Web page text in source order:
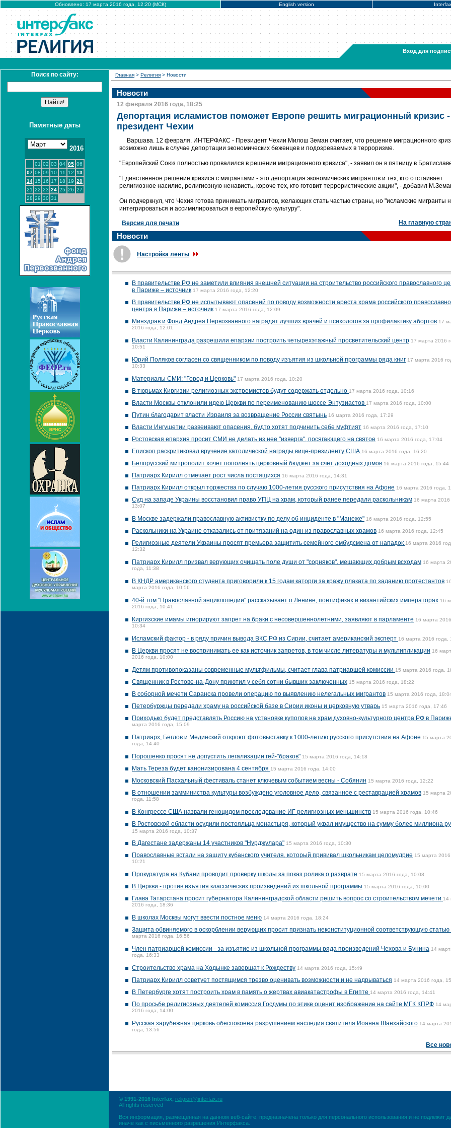
Обновлено: 17 марта 2016 года, 12:20 (МСК) English version
Вход для
Поиск по сайту:
Памятные даты
2016
01 02 03 04 05 06
07 08 09 10 11 12 13
14 15 16 17 18 19 20
21 22 23 24 25 26 27
28 29 30 31
Главная > Религия > Новости
Новости
12 февраля 2016 года, 18:25
Депортация исламистов поможет Европе решить миграционный кризис -
президент Чехии
Варшава. 12 февраля. ИНТЕРФАКС - Президент Чехии Милош Земан считает, что решение миграционного
возможно лишь в случае депортации экономических беженцев и подозреваемых в терроризме.
"Европейский Союз полностью провалился в решении миграционного кризиса", - заявил он в пятницу в
"Единственное решение кризиса с мигрантами - это депортация экономических мигрантов и тех, кто отстаивает
религиозное насилие, религиозную ненависть, короче тех, кто готовит террористические акции", - добавил
Он подчеркнул, что Чехия готова принимать мигрантов, желающих стать частью страны, но "исламские мигранты
интегрироваться и ассимилироваться в европейскую культуру".
Версия для печати На главную
Новости
Настройка ленты
В правительстве РФ не заметили влияния внешней ситуации на строительство российского православного
в Париже – источник 17 марта 2016 года, 12:20
В правительстве РФ не испытывают опасений по поводу возможности ареста храма российского
центра в Париже – источник 17 марта 2016 года, 12:09
Минздрав и Фонд Андрея Первозванного наградят лучших врачей и психологов за профилактику абортов 17
2016 года, 12:01
Власти Калининграда разрешили епархии построить четырехэтажный просветительский центр 17 марта 2016
10:51
Юрий Поляков согласен со священником по поводу изъятия из школьной программы ряда книг 17 марта 2016
10:33
Материалы СМИ: "Город и Церковь" 17 марта 2016 года, 10:20
В тюрьмах Киргизии религиозных экстремистов будут содержать отдельно 17 марта 2016 года, 10:16
Власти Москвы отклонили идею Церкви по переименованию шоссе Энтузиастов 17 марта 2016 года, 10:00
Путин благодарит власти Израиля за возвращение России святынь 16 марта 2016 года, 17:29
Власти Ингушетии развеивают опасения, будто хотят подчинить себе муфтият 16 марта 2016 года, 17:10
Ростовская епархия просит СМИ не делать из нее "изверга", посягающего на святое 16 марта 2016 года, 17:04
Епископ раскритиковал вручение католической награды вице-президенту США 16 марта 2016 года, 16:20
Белорусский митрополит хочет пополнять церковный бюджет за счет доходных домов 16 марта 2016 года, 15:44
Патриарх Кирилл отмечает рост числа постящихся 16 марта 2016 года, 14:31
Патриарх Кирилл открыл торжества по случаю 1000-летия русского присутствия на Афоне 16 марта 2016 года,
Суд на западе Украины восстановил право УПЦ на храм, который ранее передали раскольникам 16 марта 2016
13:07
В Москве задержали православную активистку по делу об инциденте в "Манеже" 16 марта 2016 года, 12:55
Раскольники на Украине отказались от притязаний на один из православных храмов 16 марта 2016 года, 12:45
Религиозные деятели Украины просят премьера защитить семейного омбудсмена от нападок 16 марта 2016
12:32
Патриарх Кирилл призвал верующих очищать поле души от "сорняков", мешающих добрым всходам 16 марта
года, 11:38
В КНДР американского студента приговорили к 15 годам каторги за кражу плаката по заданию протестантов 16
марта 2016 года, 10:56
40-й том "Православной энциклопедии" рассказывает о Ленине, понтификах и византийских императорах 16
2016 года, 10:41
Киргизские имамы игнорируют запрет на браки с несовершеннолетними, заявляют в парламенте 16 марта 2016
10:34
Исламский фактор - в ряду причин вывода ВКС РФ из Сирии, считает американский эксперт 16 марта 2016 года,
В Церкви просят не воспринимать ее как источник запретов, в том числе литературы и мультипликации 16
2016 года, 10:00
Детям противопоказаны современные мультфильмы, считает глава патриаршей комиссии 15 марта 2016 года,
Священник в Ростове-на-Дону приютил у себя сотни бывших заключенных 15 марта 2016 года, 18:22
В соборной мечети Саранска провели операцию по выявлению нелегальных мигрантов 15 марта 2016 года,
Петербуржцы передали храму на российской базе в Сирии иконы и церковную утварь 15 марта 2016 года, 17:46
Приходько будет представлять Россию на установке куполов на храм духовно-культурного центра РФ в
марта 2016 года, 15:09
Патриарх, Беглов и Мединский откроют фотовыставку к 1000-летию русского присутствия на Афоне 15 марта
года, 14:40
Порошенко просят не допустить легализации гей-"браков" 15 марта 2016 года, 14:18
Мать Тереза будет канонизирована 4 сентября 15 марта 2016 года, 14:00
Московский Пасхальный фестиваль станет ключевым событием весны - Собянин 15 марта 2016 года, 12:22
В отношении замминистра культуры возбуждено уголовное дело, связанное с реставрацией храмов 15 марта
года, 11:58
В Конгрессе США назвали геноцидом преследование ИГ религиозных меньшинств 15 марта 2016 года, 10:46
В Ростовской области осудили постояльца монастыря, который украл имущество на сумму более миллиона
15 марта 2016 года, 10:37
В Дагестане задержаны 14 участников "Нурджулара" 15 марта 2016 года, 10:30
Православные встали на защиту кубанского учителя, который прививал школьникам целомудрие 15 марта 2016
10:21
Прокуратура на Кубани проводит проверку школы за показ ролика о разврате 15 марта 2016 года, 10:08
В Церкви - против изъятия классических произведений из школьной программы 15 марта 2016 года, 10:00
Глава Татарстана просит губернатора Калининградской области решить вопрос со строительством мечети 14
2016 года, 18:36
В школах Москвы могут ввести постное меню 14 марта 2016 года, 18:24
Защита обвиняемого в оскорблении верующих просит признать неконституционной соответствующую
марта 2016 года, 16:56
Член патриаршей комиссии - за изъятие из школьной программы ряда произведений Чехова и Бунина 14
года, 16:33
Строительство храма на Ходынке завершат к Рождеству 14 марта 2016 года, 15:49
Патриарх Кирилл советует постящимся трезво оценивать возможности и не надрываться 14 марта 2016 года,
В Петербурге хотят построить храм в память о жертвах авиакатастрофы в Египте 14 марта 2016 года, 14:41
По просьбе религиозных деятелей комиссия Госдумы по этике оценит изображение на сайте МГК КПРФ 14
2016 года, 14:00
Русская зарубежная церковь обеспокоена разрушением наследия святителя Иоанна Шанхайского 14 марта
года, 13:56
Все
© 1991-2016 Interfax, religion@interfax.ru
All rights reserved
Вся информация, размещенная на данном веб-сайте, предназначена только для персонального использования и не
иначе как с письменного разрешения Интерфакса.